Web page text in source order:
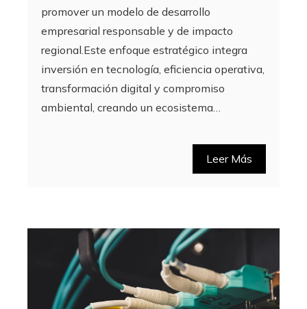
promover un modelo de desarrollo
empresarial responsable y de impacto
regional.Este enfoque estratégico integra
inversión en tecnología, eficiencia operativa,
transformación digital y compromiso
ambiental, creando un ecosistema…
Leer Más